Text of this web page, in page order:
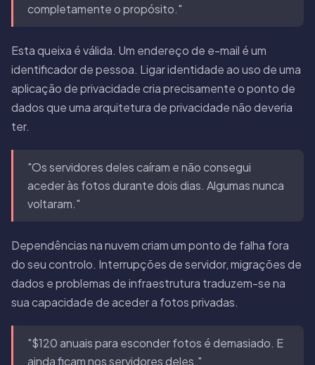
completamente o propósito."
Esta queixa é válida. Um endereço de e-mail é um
identificador de pessoa. Ligar identidade ao uso de uma
aplicação de privacidade cria precisamente o ponto de
dados que uma arquitetura de privacidade não deveria
ter.
"Os servidores deles caíram e não consegui
aceder às fotos durante dois dias. Algumas nunca
voltaram."
Dependências na nuvem criam um ponto de falha fora
do seu controlo. Interrupções de servidor, migrações de
dados e problemas de infraestrutura traduzem-se na
sua capacidade de aceder a fotos privadas.
"$120 anuais para esconder fotos é demasiado. E
ainda ficam nos servidores deles."